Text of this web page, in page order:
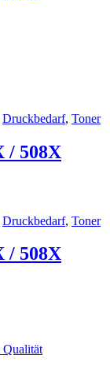
Druckbedarf, Toner
/ 508X
Druckbedarf, Toner
/ 508X
Qualität